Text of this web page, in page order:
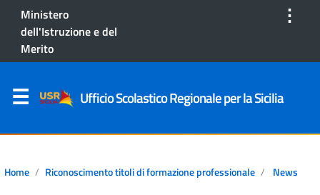
Ministero
dell'Istruzione e del
Merito
⋮
Ufficio Scolastico Regionale per la Sicilia
Home Riconoscimento titoli di formazione professionale News